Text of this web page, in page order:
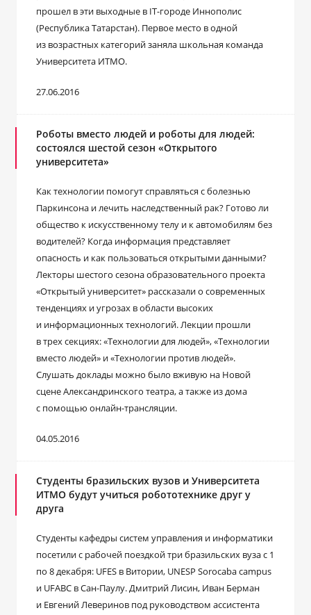
прошел в эти выходные в IT-городе Иннополис
(Республика Татарстан). Первое место в одной
из возрастных категорий заняла школьная команда
Университета ИТМО.
27.06.2016
Роботы вместо людей и роботы для людей:
состоялся шестой сезон «Открытого
университета»
Как технологии помогут справляться с болезнью
Паркинсона и лечить наследственный рак? Готово ли
общество к искусственному телу и к автомобилям без
водителей? Когда информация представляет
опасность и как пользоваться открытыми данными?
Лекторы шестого сезона образовательного проекта
«Открытый университет» рассказали о современных
тенденциях и угрозах в области высоких
и информационных технологий. Лекции прошли
в трех секциях: «Технологии для людей», «Технологии
вместо людей» и «Технологии против людей».
Слушать доклады можно было вживую на Новой
сцене Александринского театра, а также из дома
с помощью онлайн-трансляции.
04.05.2016
Студенты бразильских вузов и Университета
ИТМО будут учиться робототехнике друг у
друга
Студенты кафедры систем управления и информатики
посетили с рабочей поездкой три бразильских вуза с 1
по 8 декабря: UFES в Витории, UNESP Sorocaba campus
и UFABC в Сан-Паулу. Дмитрий Лисин, Иван Берман
и Евгений Леверинов под руководством ассистента